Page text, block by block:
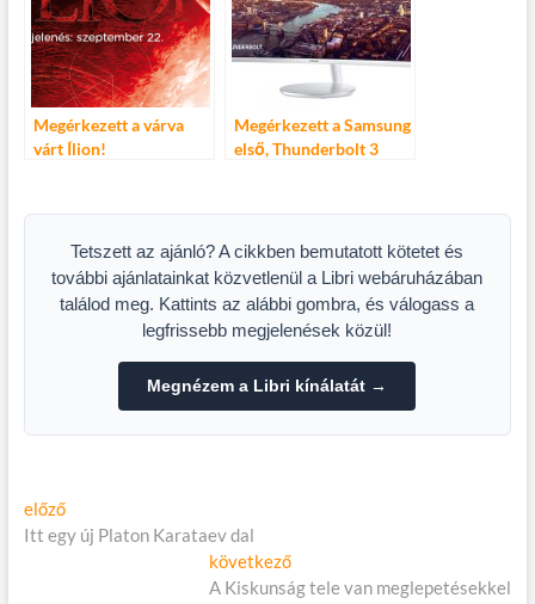
Megérkezett a várva
várt Ílion!
Megérkezett a Samsung
első, Thunderbolt 3
Tetszett az ajánló? A cikkben bemutatott kötetet és
további ajánlatainkat közvetlenül a Libri webáruházában
találod meg. Kattints az alábbi gombra, és válogass a
legfrissebb megjelenések közül!
Megnézem a Libri kínálatát →
Bejegyzés
navigáció
előzőElőző
cikk:
Itt egy új Platon Karataev dal
következőKövetkező
cikk:
A Kiskunság tele van meglepetésekkel